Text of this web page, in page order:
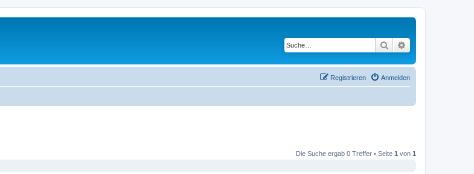
Suche
Anmelden
Registrieren
Die Suche ergab 0 Treffer • Seite 1 von 1